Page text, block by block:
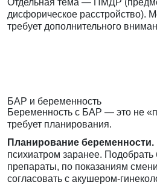
Отдельная тема — ПМДР
дисфорическое расстройство).
требует дополнительного
БАР и беременность
Беременность с БАР — это не
требует планирования.
Планирование беременности.
психиатром заранее.
препараты, по показаниям
согласовать с акушером-